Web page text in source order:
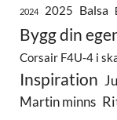
2024 2025 Balsa
Bygg din
Corsair F4U-4 i
Inspiration
Martin minns